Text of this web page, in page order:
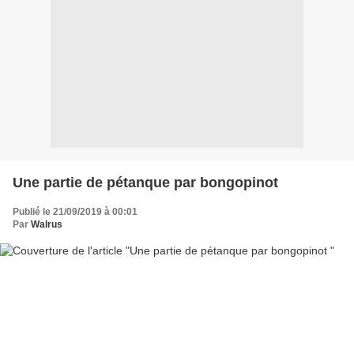
Une partie de pétanque par bongopinot
Publié le 21/09/2019 à 00:01
Par Walrus